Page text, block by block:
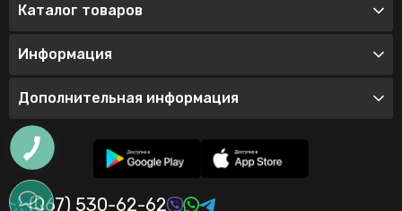
Каталог товаров
Информация
Дополнительная информация
(067) 530-62-62